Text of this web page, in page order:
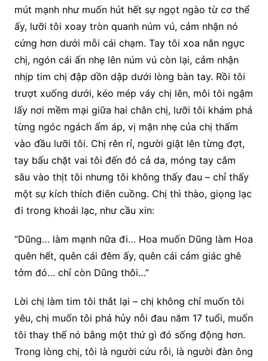
mút mạnh như muốn hút hết sự ngọt ngào từ cơ thể
ấy, lưỡi tôi xoay tròn quanh núm vú, cảm nhận nó
cứng hơn dưới mỗi cái chạm. Tay tôi xoa nắn ngực
chị, ngón cái ấn nhẹ lên núm vú còn lại, cảm nhận
nhịp tim chị đập dồn dập dưới lòng bàn tay. Rồi tôi
trượt xuống dưới, kéo mép váy chị lên, môi tôi ngậm
lấy nơi mềm mại giữa hai chân chị, lưỡi tôi khám phá
từng ngóc ngách ấm áp, vị mặn nhẹ của chị thấm
vào đầu lưỡi tôi. Chị rên rỉ, người giật lên từng đợt,
tay bấu chặt vai tôi đến đỏ cả da, móng tay cắm
sâu vào thịt tôi nhưng tôi không thấy đau – chỉ thấy
một sự kích thích điên cuồng. Chị thì thào, giọng lạc
đi trong khoái lạc, như cầu xin:
“Dũng… làm mạnh nữa đi… Hoa muốn Dũng làm Hoa
quên hết, quên cái đêm ấy, quên cái cảm giác ghê
tởm đó… chỉ còn Dũng thôi…”
Lời chị làm tim tôi thắt lại – chị không chỉ muốn tôi
yêu, chị muốn tôi phá hủy nỗi đau năm 17 tuổi, muốn
tôi thay thế nó bằng một thứ gì đó sống động hơn.
Trong lòng chị, tôi là người cứu rỗi, là người đàn ông